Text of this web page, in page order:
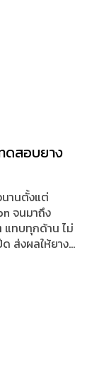
ดสอบยาง
านตั้งแต่
จนมาถึง
แทบทุกด้าน ไม่
ด ส่งผลให้ยาง